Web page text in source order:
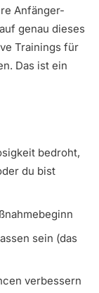
Anfänger-
genau dieses
Trainings für
Das ist ein
bedroht,
du bist
sein (das
verbessern